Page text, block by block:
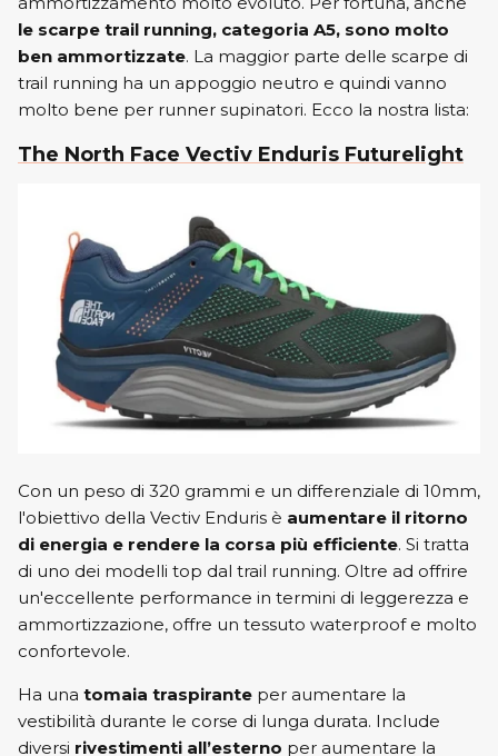
le scarpe trail running, categoria A5, sono molto
ben ammortizzate. La maggior parte delle scarpe di
trail running ha un appoggio neutro e quindi vanno
molto bene per runner supinatori. Ecco la nostra lista:
The North Face Vectiv Enduris Futurelight
Con un peso di 320 grammi e un differenziale di 10mm,
l'obiettivo della Vectiv Enduris è aumentare il ritorno
di energia e rendere la corsa più efficiente. Si tratta
di uno dei modelli top dal trail running. Oltre ad offrire
un'eccellente performance in termini di leggerezza e
ammortizzazione, offre un tessuto waterproof e molto
confortevole.
Ha una tomaia traspirante per aumentare la
vestibilità durante le corse di lunga durata. Include
diversi rivestimenti all’esterno per aumentare la